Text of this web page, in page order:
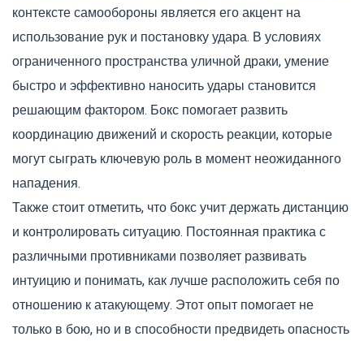
контексте самообороны является его акцент на
использование рук и постановку удара. В условиях
ограниченного пространства уличной драки, умение
быстро и эффективно наносить удары становится
решающим фактором. Бокс помогает развить
координацию движений и скорость реакции, которые
могут сыграть ключевую роль в момент неожиданного
нападения.
Также стоит отметить, что бокс учит держать дистанцию
и контролировать ситуацию. Постоянная практика с
различными противниками позволяет развивать
интуицию и понимать, как лучше расположить себя по
отношению к атакующему. Этот опыт помогает не
только в бою, но и в способности предвидеть опасность